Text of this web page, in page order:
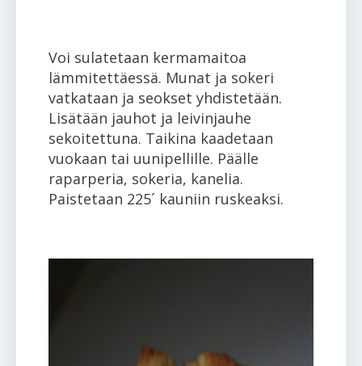
Voi sulatetaan kermamaitoa
lämmitettäessä. Munat ja sokeri
vatkataan ja seokset yhdistetään.
Lisätään jauhot ja leivinjauhe
sekoitettuna. Taikina kaadetaan
vuokaan tai uunipellille. Päälle
raparperia, sokeria, kanelia.
Paistetaan 225´ kauniin ruskeaksi.